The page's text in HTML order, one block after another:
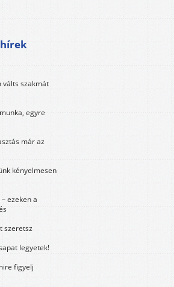
válts szakmát
egyre
már az
kényelmesen
ezeken a
szeretsz
legyetek!
figyelj